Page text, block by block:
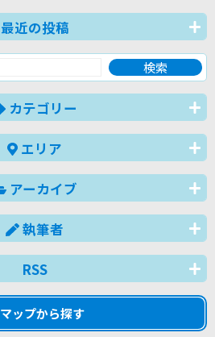
最近の投稿
カテゴリー
エリア
アーカイブ
執筆者
RSS
マップから探す